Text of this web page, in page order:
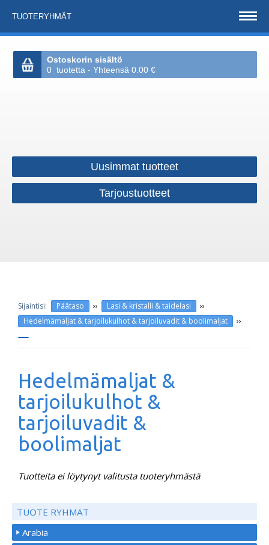
TUOTERYHMÄT
Ostoskorin sisältö
0 tuotetta - Yhteensä 0.00 €
Uusimmat tuotteet
Tarjoustuotteet
Päätaso ›› Lasi & kristalli & taidelasi ››
Hedelmämaljat & tarjoilukulhot & tarjoiluvadit & boolimaljat ››
Hedelmämaljat &
tarjoilukulhot &
tarjoiluvadit &
boolimaljat
Tuotteita ei löytynyt valitusta tuoteryhmästä
TUOTE RYHMÄT
Arabia